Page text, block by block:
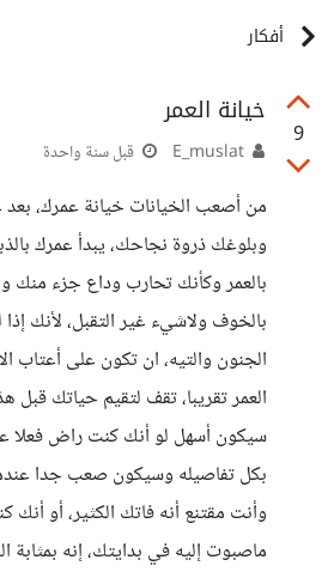
أفكار
9
خيانة العمر
قبل سنة واحدة
من أصعب الخيانات خيانة عمرك، بعد
وبلوغك ذروة نجاحك، يبدأ عمرك
بالعمر وكأنك تحارب وداع جزء منك
بالخوف ولاشيء غير التقبل، لأنك
الجنون والتيه، ان تكون على أعتاب
العمر تقريبا، تقف لتقيم حياتك قبل
سيكون أسهل لو أنك كنت راض فعلا
بكل تفاصيله وسيكون صعب جدا
وأنت مقتنع أنه فاتك الكثير، أو
ماصبوت إليه في بدايتك، إنه بمثابة